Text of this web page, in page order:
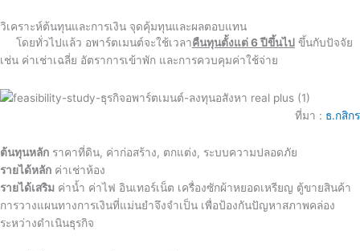
วิเคราะห์ต้นทุนและการเงิน จุดคุ้มทุนและผลตอบแทน
โดยทั่วไปแล้ว อพาร์ตเมนต์จะใช้เวลาคืนทุนตั้งแต่ 6 ปีขึ้นไป ขึ้นกับปัจจัย
เช่น ค่าเช่าเฉลี่ย อัตราการเข้าพัก และการควบคุมค่าใช้จ่าย
ที่มา : ธ.กสิกร
ต้นทุนหลัก ราคาที่ดิน, ค่าก่อสร้าง, ตกแต่ง, ระบบความปลอดภัย
รายได้หลัก ค่าเช่าห้อง
รายได้เสริม ค่าน้ำ ค่าไฟ อินเทอร์เน็ต เครื่องซักผ้าหยอดเหรียญ ตู้ขายสินค้า
การวางแผนทางการเงินที่แม่นยำจึงจำเป็น เพื่อป้องกันปัญหาสภาพคล่อง
ระหว่างดำเนินธุรกิจ